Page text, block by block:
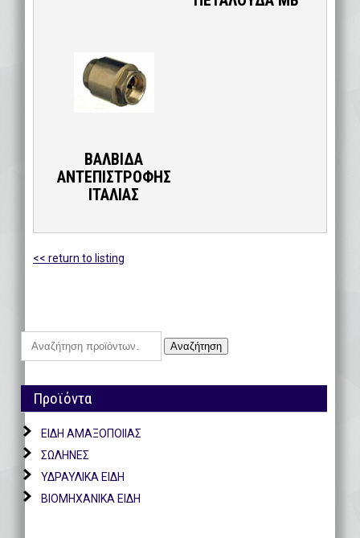
ΒΑΛΒΙΔΑ
ΑΝΤΕΠΙΣΤΡΟΦΗΣ
ΙΤΑΛΙΑΣ
<< return to listing
Αναζήτηση
για:
Αναζήτηση
Προϊόντα
ΕΙΔΗ ΑΜΑΞΟΠΟΙΙΑΣ
ΣΩΛΗΝΕΣ
ΥΔΡΑΥΛΙΚΑ ΕΙΔΗ
ΒΙΟΜΗΧΑΝΙΚΑ ΕΙΔΗ